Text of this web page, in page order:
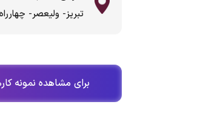
تبریز- ولیعصر-
برای مشاهده نمونه